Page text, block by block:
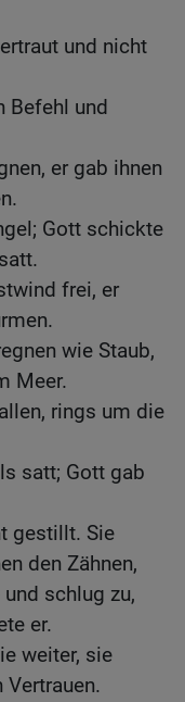
und nicht
Befehl und
er gab ihnen
Gott schickte
frei, er
wie Staub,
Meer.
rings um die
satt; Gott gab
gestillt. Sie
den Zähnen,
schlug zu,
er.
weiter, sie
Vertrauen.